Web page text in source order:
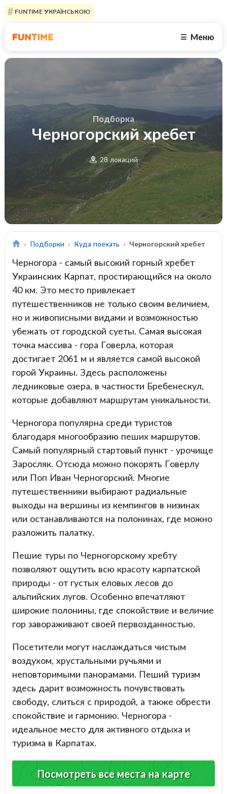
FUNTIME УКРАЇНСЬКОЮ
☰ Меню
Подборка
Черногорский хребет
28 локаций
Подборки Куда поехать Черногорский хребет
Черногора - самый высокий горный хребет
Украинских Карпат, простирающийся на около
40 км. Это место привлекает
путешественников не только своим величием,
но и живописными видами и возможностью
убежать от городской суеты. Самая высокая
точка массива - гора Говерла, которая
достигает 2061 м и является самой высокой
горой Украины. Здесь расположены
ледниковые озера, в частности Бребенескул,
которые добавляют маршрутам уникальности.
Черногора популярна среди туристов
благодаря многообразию пеших маршрутов.
Самый популярный стартовый пункт - урочище
Заросляк. Отсюда можно покорять Говерлу
или Поп Иван Черногорский. Многие
путешественники выбирают радиальные
выходы на вершины из кемпингов в низинах
или останавливаются на полонинах, где можно
разложить палатку.
Пешие туры по Черногорскому хребту
позволяют ощутить всю красоту карпатской
природы - от густых еловых лесов до
альпийских лугов. Особенно впечатляют
широкие полонины, где спокойствие и величие
гор завораживают своей первозданностью.
Посетители могут наслаждаться чистым
воздухом, хрустальными ручьями и
неповторимыми панорамами. Пеший туризм
здесь дарит возможность почувствовать
свободу, слиться с природой, а также обрести
спокойствие и гармонию. Черногора -
идеальное место для активного отдыха и
туризма в Карпатах.
Посмотреть все места на карте